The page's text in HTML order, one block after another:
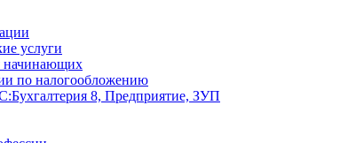
услуги
начинающих
по налогообложению
8, Предприятие, ЗУП